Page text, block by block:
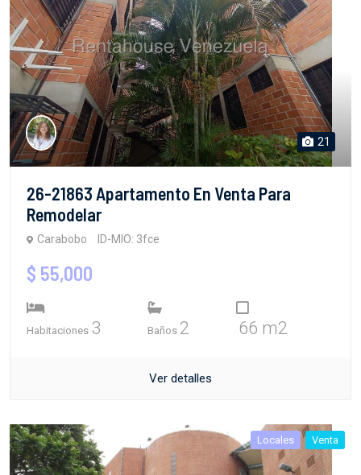
21
26-21863 Apartamento En Venta Para
Remodelar
Carabobo ID-MIO: 3fce
$ 55,000
Habitaciones 3 Baños 2 66 m2
Ver detalles
Locales Venta